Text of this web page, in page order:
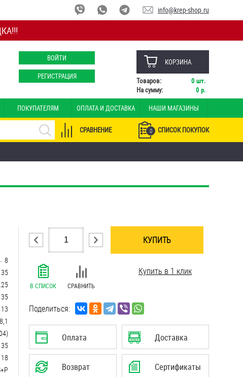
info@krep-shop.ru
ВОЙТИ
РЕГИСТРАЦИЯ
КОРЗИНА
Товаров: 0 шт.
На сумму:
0 р.
ПОКУПАТЕЛЯМ ОПЛАТА И ДОСТАВКА НАШИ МАГАЗИНЫ
0 СПИСОК ПОКУПОК
СРАВНЕНИЕ
8
35
13
8,1
35
18
КУПИТЬ
В СПИСОК СРАВНИТЬ
Купить в 1 клик
Поделиться:
Оплата Доставка
Возврат Сертификаты